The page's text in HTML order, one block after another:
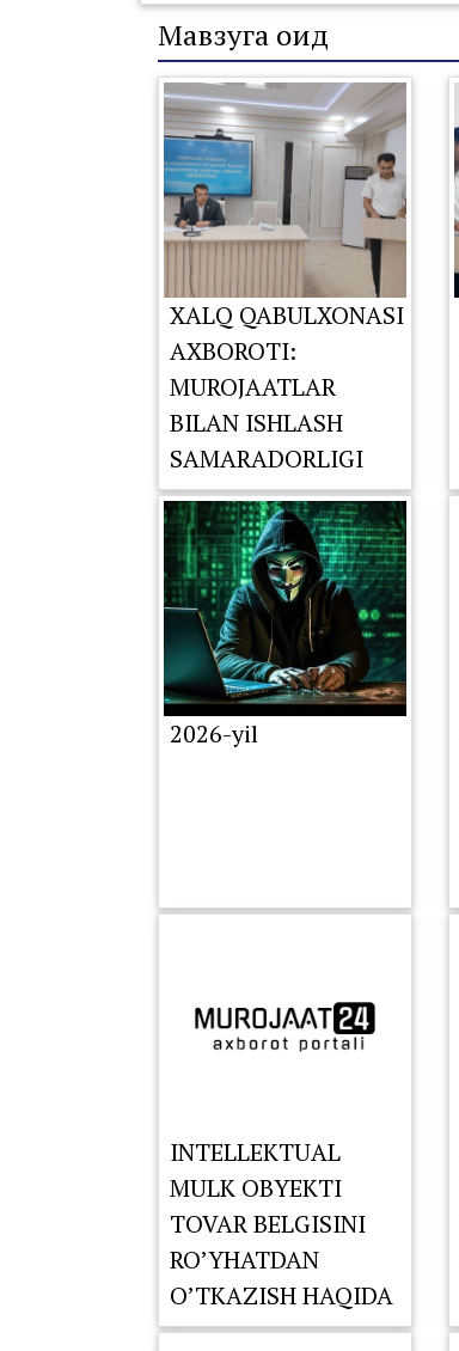
Мавзуга оид
XALQ QABULXONASI
AXBOROTI:
MUROJAATLAR
BILAN ISHLASH
SAMARADORLIGI
TAHLIL QILINDI
2026-yil
INTELLEKTUAL
MULK OBYEKTI
TOVAR BELGISINI
RO’YHATDAN
O’TKAZISH HAQIDA
XABARDORMISIZ?